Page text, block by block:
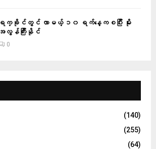
ရက္ခိုင်တွင် လာမယ့် ၁၀ ရက်နေ့ကစပြီး မိုး
အလွန်ကြီးနိုင်
0
(140)
(255)
(64)